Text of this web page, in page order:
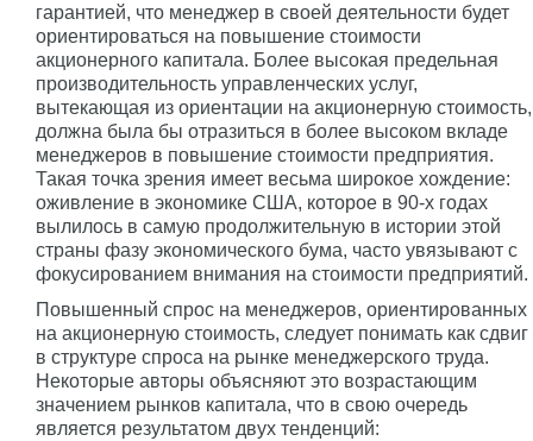
гарантией, что менеджер в своей деятельности будет
ориентироваться на повышение стоимости
акционерного капитала. Более высокая предельная
производительность управленческих услуг,
вытекающая из ориентации на акционерную стоимость,
должна была бы отразиться в более высоком вкладе
менеджеров в повышение стоимости предприятия.
Такая точка зрения имеет весьма широкое хождение:
оживление в экономике США, которое в 90-х годах
вылилось в самую продолжительную в истории этой
страны фазу экономического бума, часто увязывают с
фокусированием внимания на стоимости предприятий.
Повышенный спрос на менеджеров, ориентированных
на акционерную стоимость, следует понимать как сдвиг
в структуре спроса на рынке менеджерского труда.
Некоторые авторы объясняют это возрастающим
значением рынков капитала, что в свою очередь
является результатом двух тенденций: